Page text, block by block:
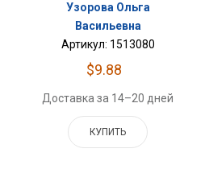
Узорова Ольга
Васильевна
Артикул: 1513080
$9.88
Доставка за 14–20 дней
КУПИТЬ